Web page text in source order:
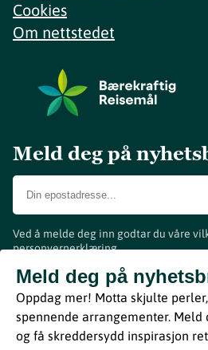
Cookies
Om nettstedet
Meld deg på
Ved å melde deg inn godtar du våre
personvernerklæring.
Meld deg på
Oppdag mer! Motta skjulte
spennende arrangementer. Meld
og få skreddersydd inspirasjon
www.visitvestfold.com
Turistinformasjon
Vestfold Fylkeskommune
ByBreakfast